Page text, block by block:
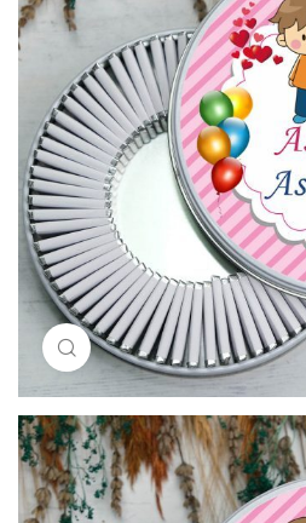
Resimi büyütmek için tıklayın